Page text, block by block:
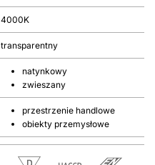
4000K
transparentny
natynkowy
zwieszany
przestrzenie handlowe
obiekty przemysłowe